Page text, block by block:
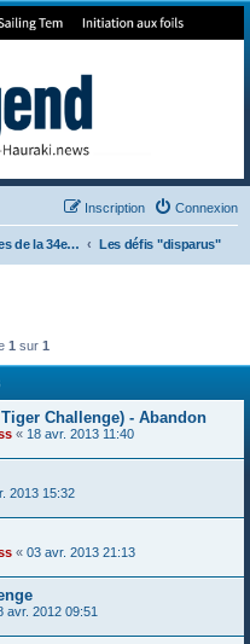
Connexion
Inscription
Les archives de la 34e America's Cup Les défis "disparus"
1sur 1
Challenge) - Abandon
« 18 avr. 2013 11:40
2013 15:32
« 03 avr. 2013 21:13
avr. 2012 09:51